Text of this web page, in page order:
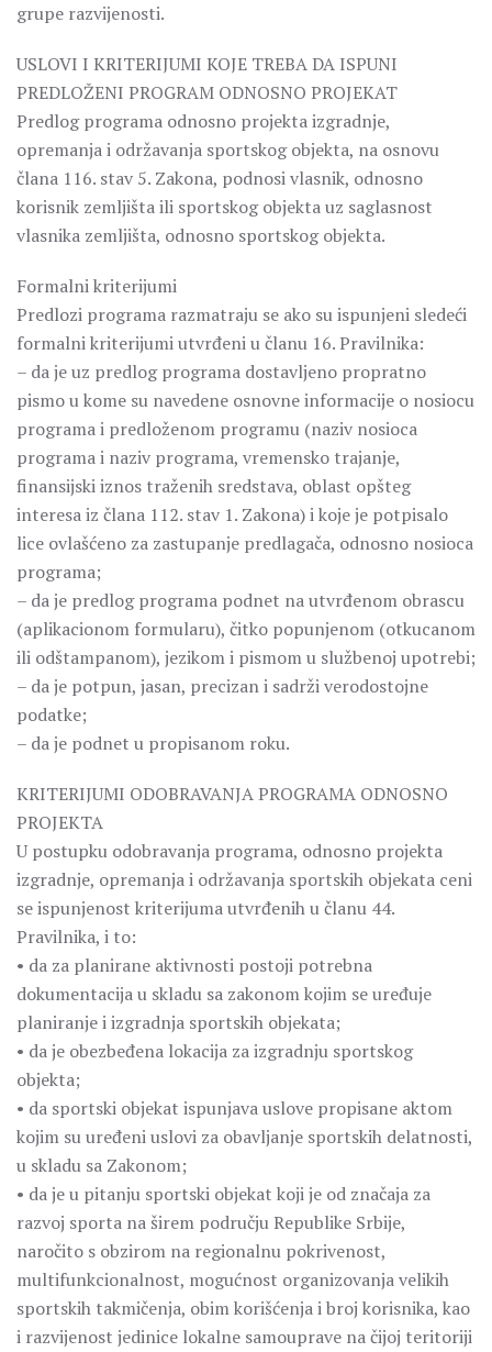
grupe razvijenosti.
USLOVI I KRITERIJUMI KOJE TREBA DA ISPUNI
PREDLOŽENI PROGRAM ODNOSNO PROJEKAT
Predlog programa odnosno projekta izgradnje,
opremanja i održavanja sportskog objekta, na osnovu
člana 116. stav 5. Zakona, podnosi vlasnik, odnosno
korisnik zemljišta ili sportskog objekta uz saglasnost
vlasnika zemljišta, odnosno sportskog objekta.
Formalni kriterijumi
Predlozi programa razmatraju se ako su ispunjeni sledeći
formalni kriterijumi utvrđeni u članu 16. Pravilnika:
– da je uz predlog programa dostavljeno propratno
pismo u kome su navedene osnovne informacije o nosiocu
programa i predloženom programu (naziv nosioca
programa i naziv programa, vremensko trajanje,
finansijski iznos traženih sredstava, oblast opšteg
interesa iz člana 112. stav 1. Zakona) i koje je potpisalo
lice ovlašćeno za zastupanje predlagača, odnosno nosioca
programa;
– da je predlog programa podnet na utvrđenom obrascu
(aplikacionom formularu), čitko popunjenom (otkucanom
ili odštampanom), jezikom i pismom u službenoj upotrebi;
– da je potpun, jasan, precizan i sadrži verodostojne
podatke;
– da je podnet u propisanom roku.
KRITERIJUMI ODOBRAVANJA PROGRAMA ODNOSNO
PROJEKTA
U postupku odobravanja programa, odnosno projekta
izgradnje, opremanja i održavanja sportskih objekata ceni
se ispunjenost kriterijuma utvrđenih u članu 44.
Pravilnika, i to:
• da za planirane aktivnosti postoji potrebna
dokumentacija u skladu sa zakonom kojim se uređuje
planiranje i izgradnja sportskih objekata;
• da je obezbeđena lokacija za izgradnju sportskog
objekta;
• da sportski objekat ispunjava uslove propisane aktom
kojim su uređeni uslovi za obavljanje sportskih delatnosti,
u skladu sa Zakonom;
• da je u pitanju sportski objekat koji je od značaja za
razvoj sporta na širem području Republike Srbije,
naročito s obzirom na regionalnu pokrivenost,
multifunkcionalnost, mogućnost organizovanja velikih
sportskih takmičenja, obim korišćenja i broj korisnika, kao
i razvijenost jedinice lokalne samouprave na čijoj teritoriji